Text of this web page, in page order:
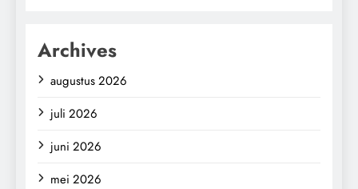
Archives
augustus 2026
juli 2026
juni 2026
mei 2026